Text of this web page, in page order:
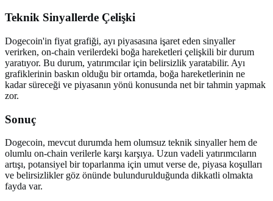
Teknik Sinyallerde Çelişki
Dogecoin'in fiyat grafiği, ayı piyasasına işaret eden sinyaller
verirken, on-chain verilerdeki boğa hareketleri çelişkili bir durum
yaratıyor. Bu durum, yatırımcılar için belirsizlik yaratabilir. Ayı
grafiklerinin baskın olduğu bir ortamda, boğa hareketlerinin ne
kadar süreceği ve piyasanın yönü konusunda net bir tahmin yapmak
zor.
Sonuç
Dogecoin, mevcut durumda hem olumsuz teknik sinyaller hem de
olumlu on-chain verilerle karşı karşıya. Uzun vadeli yatırımcıların
artışı, potansiyel bir toparlanma için umut verse de, piyasa koşulları
ve belirsizlikler göz önünde bulundurulduğunda dikkatli olmakta
fayda var.